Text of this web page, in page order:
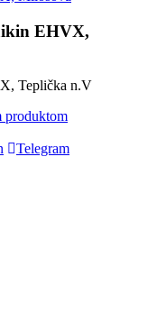
EHVX,
Teplička n.V
produktom
Telegram